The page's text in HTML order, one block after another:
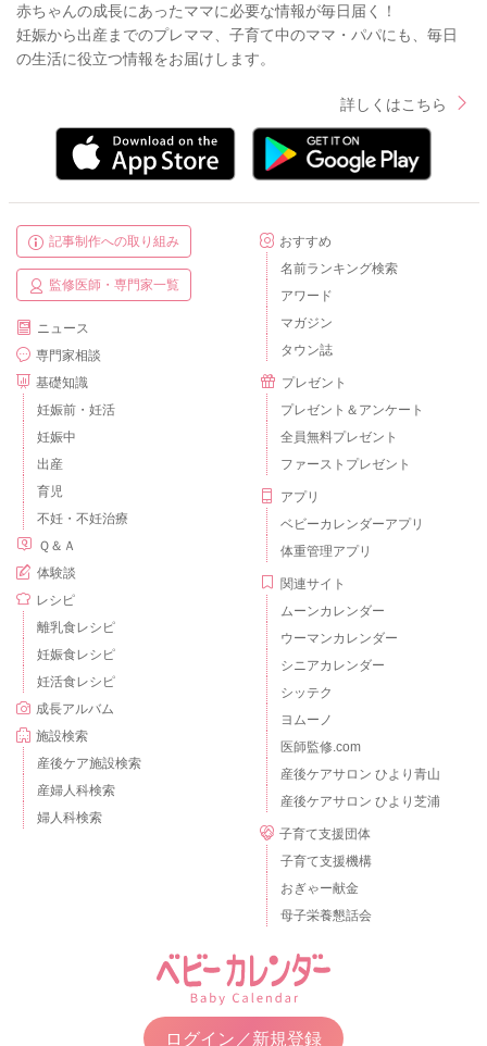
赤ちゃんの成長にあったママに必要な情報が毎日届く！
妊娠から出産までのプレママ、子育て中のママ・パパにも、毎日
の生活に役立つ情報をお届けします。
詳しくはこちら
記事制作への取り組み
監修医師・専門家一覧
ニュース
専門家相談
基礎知識
妊娠前・妊活
妊娠中
出産
育児
不妊・不妊治療
Ｑ＆Ａ
体験談
レシピ
離乳食レシピ
妊娠食レシピ
妊活食レシピ
成長アルバム
施設検索
産後ケア施設検索
産婦人科検索
婦人科検索
おすすめ
名前ランキング検索
アワード
マガジン
タウン誌
プレゼント
プレゼント＆アンケート
全員無料プレゼント
ファーストプレゼント
アプリ
ベビーカレンダーアプリ
体重管理アプリ
関連サイト
ムーンカレンダー
ウーマンカレンダー
シニアカレンダー
シッテク
ヨムーノ
医師監修.com
産後ケアサロン ひより青山
産後ケアサロン ひより芝浦
子育て支援団体
子育て支援機構
おぎゃー献金
母子栄養懇話会
ログイン／新規登録